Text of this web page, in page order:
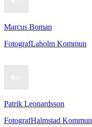
Marcus Boman
FotografLaholm Kommun
Patrik Leonardsson
FotografHalmstad Kommun